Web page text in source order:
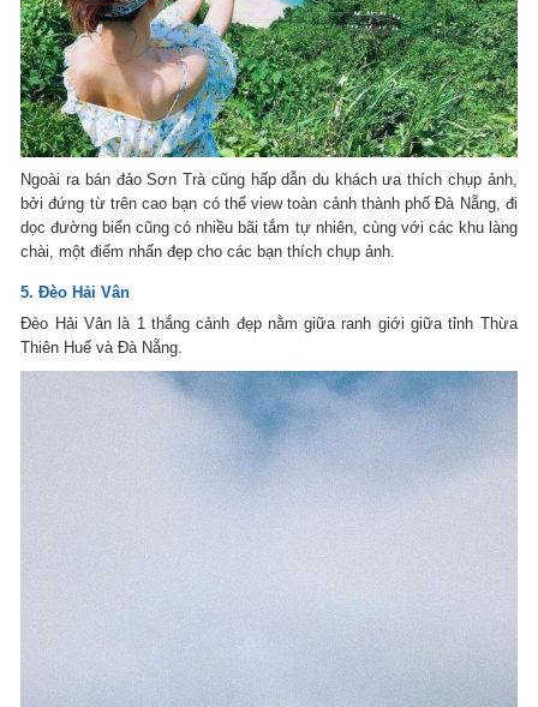
Ngoài ra bán đảo Sơn Trà cũng hấp dẫn du khách ưa thích chụp ảnh,
bởi đứng từ trên cao bạn có thể view toàn cảnh thành phố Đà Nẵng, đi
dọc đường biển cũng có nhiều bãi tắm tự nhiên, cùng với các khu làng
chài, một điểm nhấn đẹp cho các bạn thích chụp ảnh.
5. Đèo Hải Vân
Đèo Hải Vân là 1 thắng cảnh đẹp nằm giữa ranh giới giữa tỉnh Thừa
Thiên Huế và Đà Nẵng.